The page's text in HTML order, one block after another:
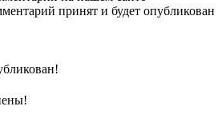
принят и будет опубликован